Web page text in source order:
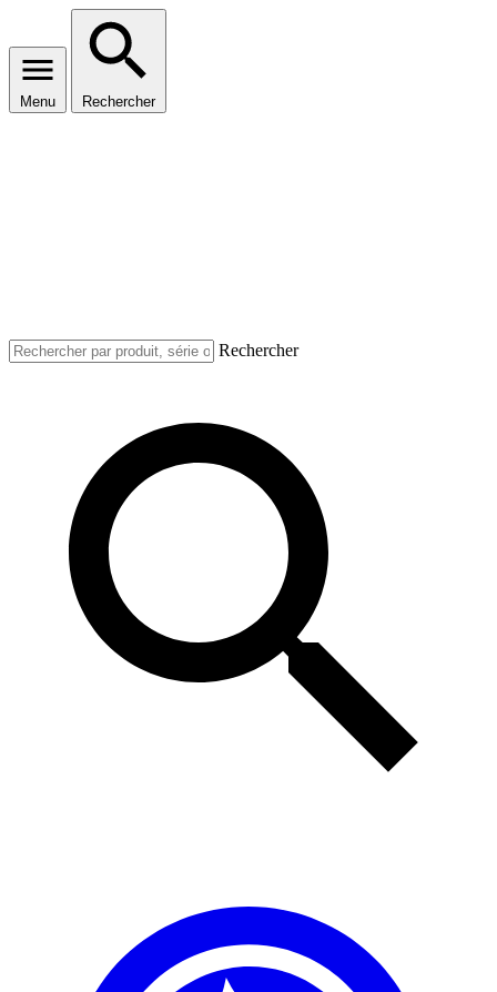
Menu Rechercher
Rechercher